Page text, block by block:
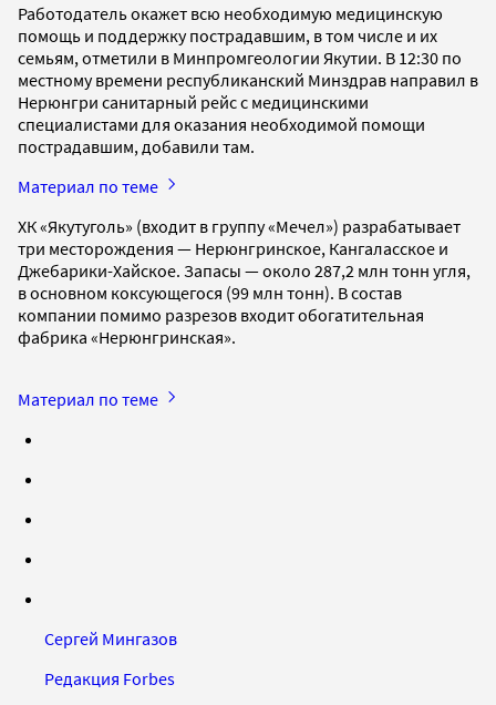
Работодатель окажет всю необходимую медицинскую
помощь и поддержку пострадавшим, в том числе и их
семьям, отметили в Минпромгеологии Якутии. В 12:30 по
местному времени республиканский Минздрав направил в
Нерюнгри санитарный рейс с медицинскими
специалистами для оказания необходимой помощи
пострадавшим, добавили там.
Материал по теме
ХК «Якутуголь» (входит в группу «Мечел») разрабатывает
три месторождения — Нерюнгринское, Кангаласское и
Джебарики-Хайское. Запасы — около 287,2 млн тонн угля,
в основном коксующегося (99 млн тонн). В состав
компании помимо разрезов входит обогатительная
фабрика «Нерюнгринская».
Материал по теме
Сергей Мингазов
Редакция Forbes